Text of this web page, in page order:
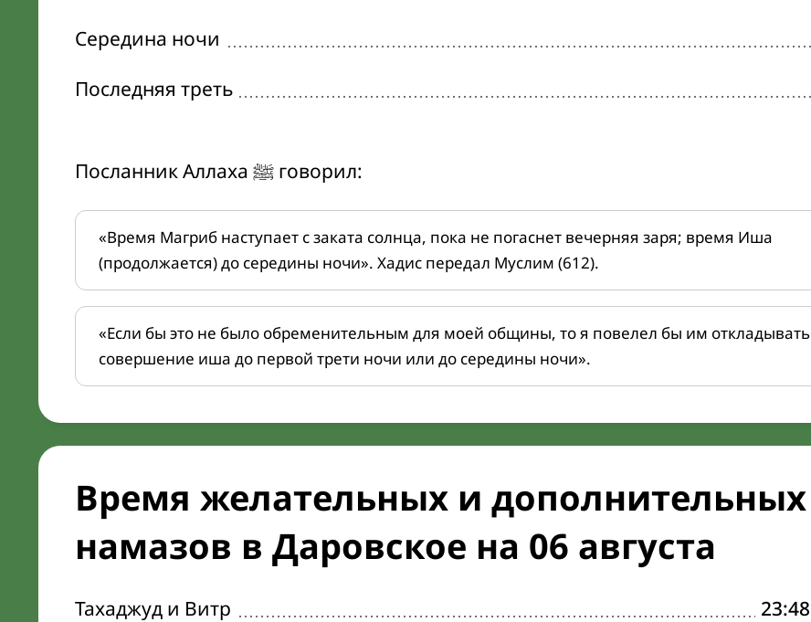
Середина ночи
Последняя треть
Посланник Аллаха ﷺ говорил:
«Время Магриб наступает с заката солнца, пока не погаснет вечерняя заря; время Иша
(продолжается) до середины ночи». Хадис передал Муслим (612).
«Если бы это не было обременительным для моей общины, то я повелел бы им откладывать
совершение иша до первой трети ночи или до середины ночи».
Время желательных и дополнительных
намазов в Даровское на 06 августа
Тахаджуд и Витр 23:48